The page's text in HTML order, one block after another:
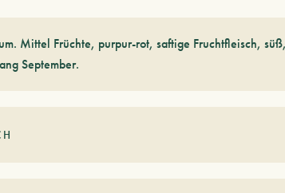
Mittel Früchte, purpur-rot, saftige Fruchtfleisch,
September.